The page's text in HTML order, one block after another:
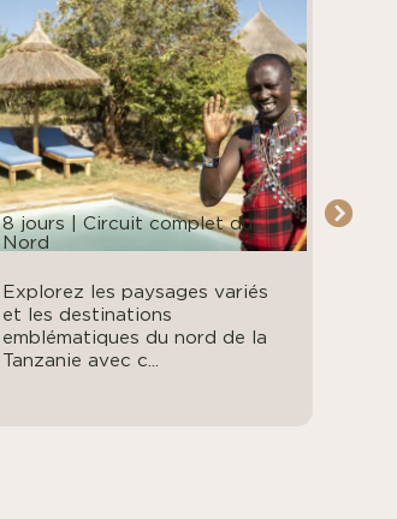
8 jours | Circuit complet du
Nord
Explorez les paysages variés
et les destinations
emblématiques du nord de la
Tanzanie avec c...